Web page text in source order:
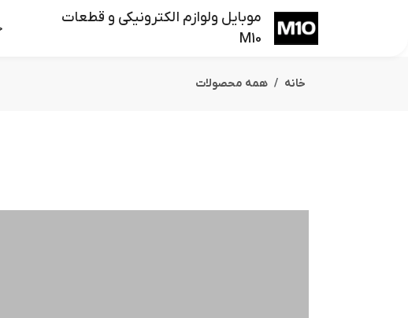
موبایل ولوازم الکترونیکی و قطعات
M10
خانه همه محصولات